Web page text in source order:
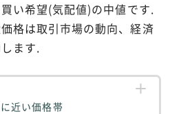
い希望(気配値)の中値です.
格は取引市場の動向、経済
ます.
近い価格帯